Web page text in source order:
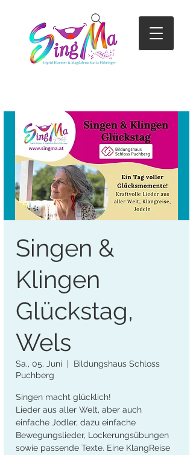
Singen &
Klingen
Glückstag,
Wels
Sa., 05. Juni
  |
Bildungshaus Schloss
Puchberg
Singen macht glücklich!
Lieder aus aller Welt, aber auch
einfache Jodler, dazu einfache
Bewegungslieder, Lockerungsübungen
sowie passende Texte. Eine KlangReise